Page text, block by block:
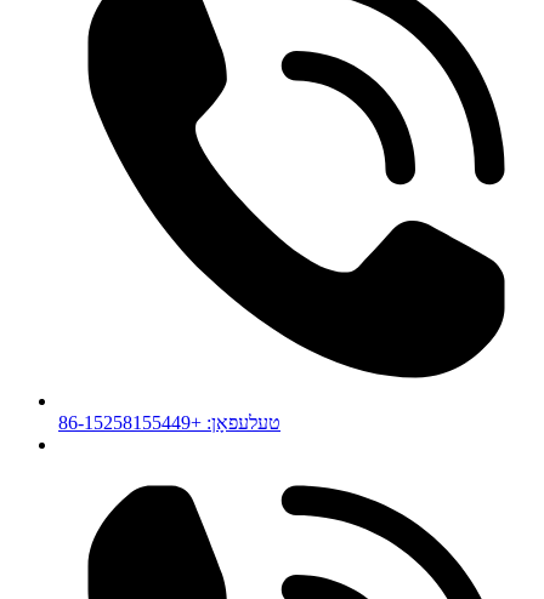
טעלעפאָן: +86-15258155449